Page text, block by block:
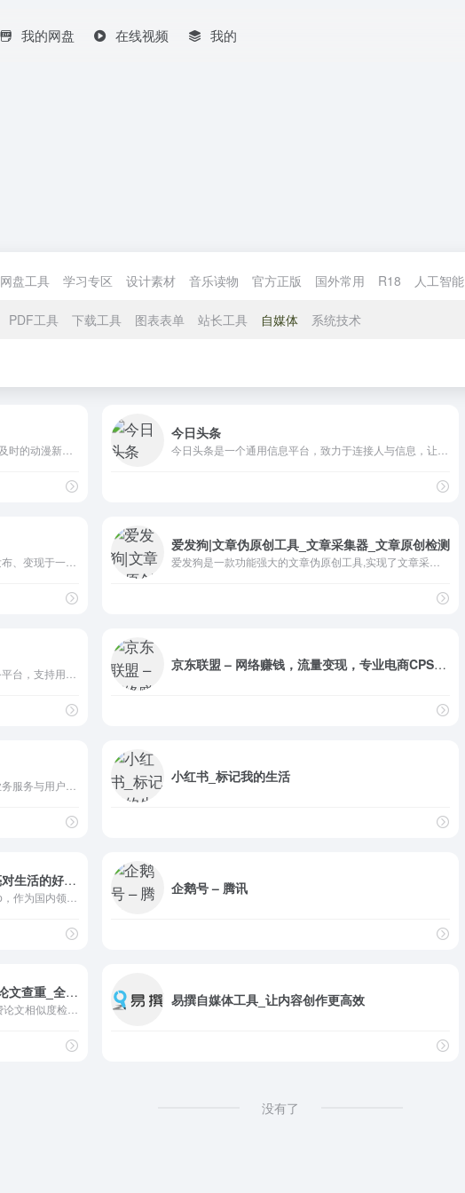
我的网盘 在线视频 我的
网盘工具 学习专区 设计素材 音乐读物 官方正版 国外常用 R18 人工智能
PDF工具 下载工具 图表表单 站长工具 自媒体 系统技术
今日头条
爱发狗|文章伪原创工具_文章采集器_文章原创检测
爱发狗是一款功能强大的文章伪原创工具,实现了文章采集器的功能和文章原创度检测.文章伪原创包括智能伪原创和基础伪原创.文章全网采集
京东联盟 – 网络赚钱，流量变现，专业电商CPS联盟平台！
小红书_标记我的生活
西瓜视频 – 高清免费在线视频 – 点亮对生活的好奇心 企鹅号 – 腾讯
PaperFree官网-免费论文检测_免费论文查重_全球首个免费论文相似度检测系统 易撰自媒体工具_让内容创作更高效
没有了